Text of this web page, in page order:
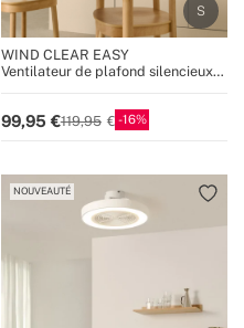
WIND CLEAR EASY
Ventilateur de plafond silencieux
99,95 119,95 16
NOUVEAUTÉ